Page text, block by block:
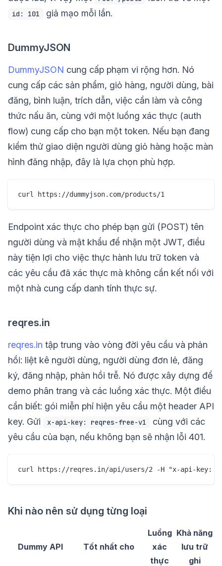
id: 101 giả mạo mỗi lần.
DummyJSON
DummyJSON cung cấp phạm vi rộng hơn. Nó
cung cấp các sản phẩm, giỏ hàng, người dùng, bài
đăng, bình luận, trích dẫn, việc cần làm và công
thức nấu ăn, cùng với một luồng xác thực (auth
flow) cung cấp cho bạn một token. Nếu bạn đang
kiểm thử giao diện người dùng giỏ hàng hoặc màn
hình đăng nhập, đây là lựa chọn phù hợp.
Endpoint xác thực cho phép bạn gửi (POST) tên
người dùng và mật khẩu để nhận một JWT, điều
này tiện lợi cho việc thực hành lưu trữ token và
các yêu cầu đã xác thực mà không cần kết nối với
một nhà cung cấp danh tính thực sự.
reqres.in
reqres.in tập trung vào vòng đời yêu cầu và phản
hồi: liệt kê người dùng, người dùng đơn lẻ, đăng
ký, đăng nhập, phản hồi trễ. Nó được xây dựng để
demo phân trang và các luồng xác thực. Một điều
cần biết: gói miễn phí hiện yêu cầu một header API
key. Gửi
x-api-key: reqres-free-v1
cùng với các
yêu cầu của bạn, nếu không bạn sẽ nhận lỗi 401.
Khi nào nên sử dụng từng loại
Dummy API Tốt nhất cho
Luồng
xác
thực
Khả năng
lưu trữ
ghi